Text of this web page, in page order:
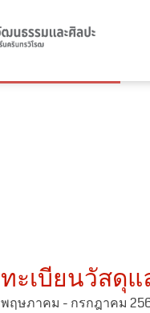
ทะเบียนวัสดุ
พฤษภาคม - กรกฎาคม